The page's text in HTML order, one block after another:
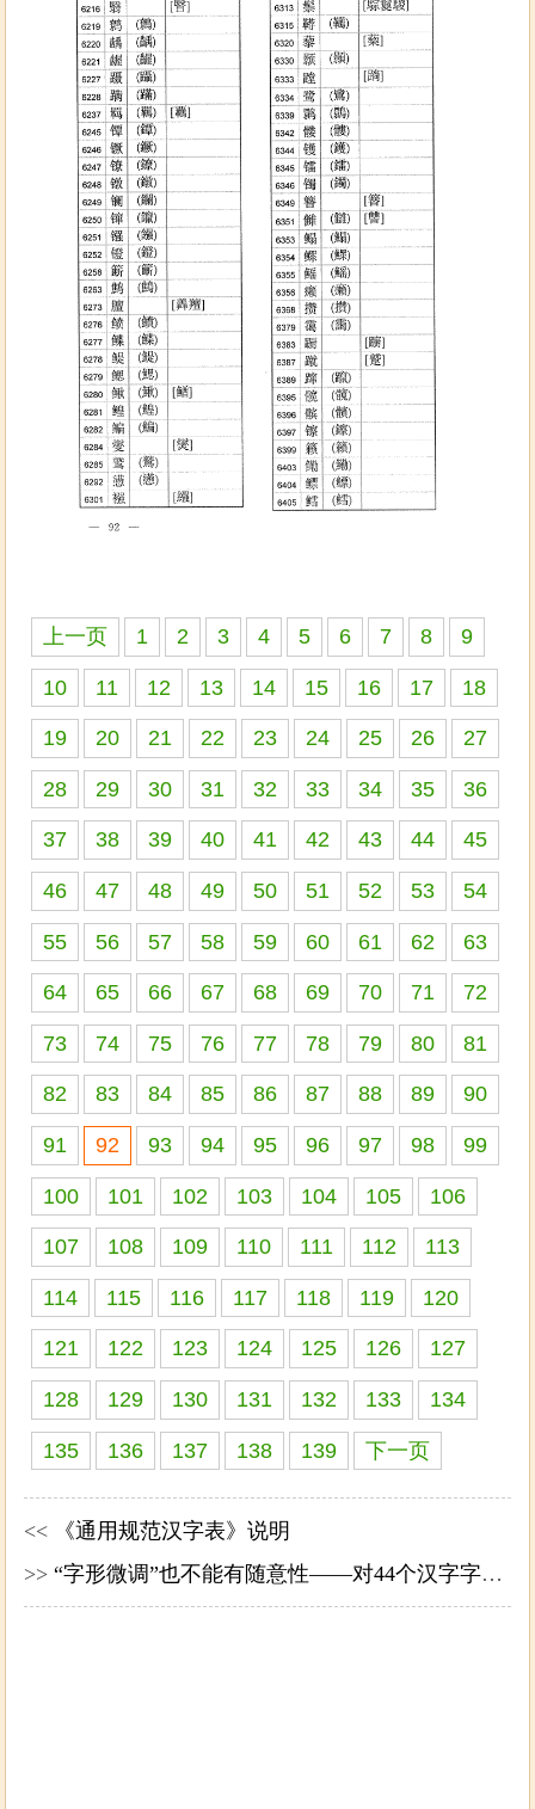
上一页 1 2 3 4 5 6 7 8 9
10 11 12 13 14 15 16 17 18
19 20 21 22 23 24 25 26 27
28 29 30 31 32 33 34 35 36
37 38 39 40 41 42 43 44 45
46 47 48 49 50 51 52 53 54
55 56 57 58 59 60 61 62 63
64 65 66 67 68 69 70 71 72
73 74 75 76 77 78 79 80 81
82 83 84 85 86 87 88 89 90
91 92 93 94 95 96 97 98 99
100 101 102 103 104 105 106
107 108 109 110 111 112 113
114 115 116 117 118 119 120
121 122 123 124 125 126 127
128 129 130 131 132 133 134
135 136 137 138 139 下一页
<<
《通用规范汉字表》说明
>>“字形微调”也不能有随意性——对44个汉字字形微调的看法